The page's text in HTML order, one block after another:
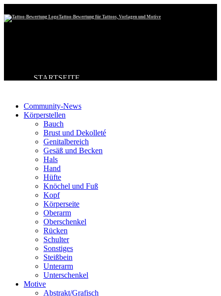
Tattoo-Bewertung für Tattoos, Vorlagen und Motive
STARTSEITE
NEUESTE TATTOOS
KOMMENTARE
FORUM
HILFE
Community-News
Körperstellen
Bauch
Brust und Dekolleté
Genitalbereich
Gesäß und Becken
Hals
Hand
Hüfte
Knöchel und Fuß
Kopf
Körperseite
Oberarm
Oberschenkel
Rücken
Schulter
Sonstiges
Steißbein
Unterarm
Unterschenkel
Motive
Abstrakt/Grafisch